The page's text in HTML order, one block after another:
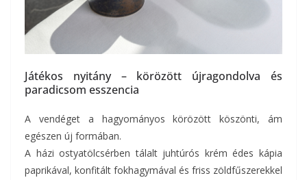
Játékos nyitány – körözött újragondolva és
paradicsom esszencia
A vendéget a hagyományos körözött köszönti, ám
egészen új formában.
A házi ostyatölcsérben tálalt juhtúrós krém édes kápia
paprikával, konfitált fokhagymával és friss zöldfűszerekkel